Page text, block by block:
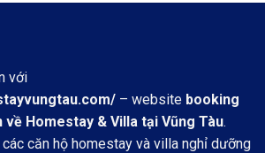
với
– website booking
Homestay & Villa tại Vũng Tàu.
căn hộ homestay và villa nghỉ dưỡng